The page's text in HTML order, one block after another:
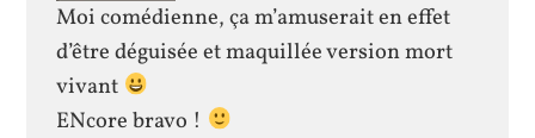
Moi comédienne, ça m’amuserait en effet
d’être déguisée et maquillée version mort
vivant
ENcore bravo !